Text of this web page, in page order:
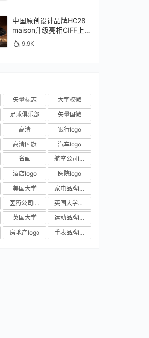
中国原创设计品牌HC28
maison升级亮相CIFF上
海，汇聚设计巨擘
9.9K
矢量标志
大学校徽
足球俱乐部
矢量国徽
高清
银行logo
高清国旗
汽车logo
名画
航空公司logo
酒店logo
医院logo
美国大学
家电品牌logo
医药公司logo
英国大学校徽
英国大学
运动品牌logo
房地产logo 手表品牌logo